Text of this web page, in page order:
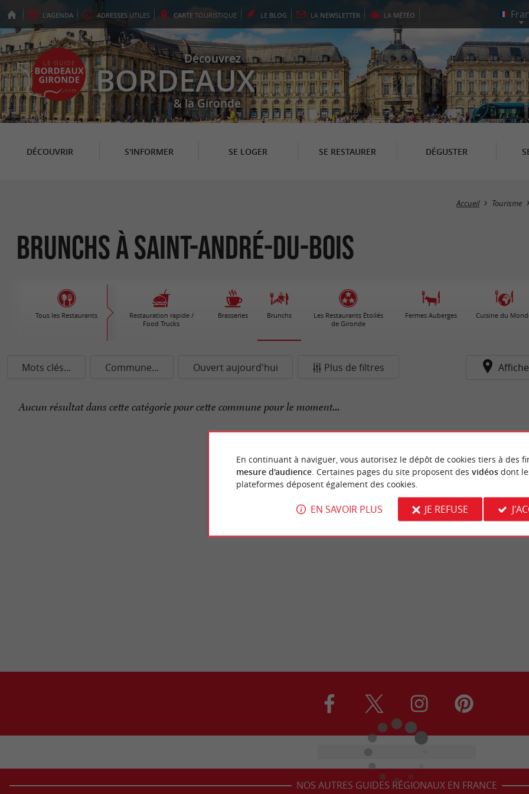
L'AGENDA ADRESSES UTILES CARTE TOURISTIQUE LE BLOG LA NEWSLETTER LA MÉTÉO
Découvrez
BORDEAUX
& la Gironde
DÉCOUVRIR S'INFORMER SE LOGER SE RESTAURER DÉGUSTER
Accueil Tourisme
Brunchs à Saint-André-du-Bois
Tous les Restaurants
Restauration rapide /
Food Trucks
Brasseries Brunchs
Les Restaurants Étoilés
de Gironde
Fermes Auberges Cuisine du
Mots clés... Commune... Ouvert aujourd'hui Plus de filtres
Aucun résultat dans cette catégorie pour cette commune pour le moment...
NOS AUTRES GUIDES RÉGIONAUX EN FRANCE
En continuant à naviguer, vous autorisez le dépôt de cookies tiers à des
mesure d'audience. Certaines pages du site proposent des vidéosdont
plateformes déposent également des cookies.
EN SAVOIR PLUS JE REFUSE